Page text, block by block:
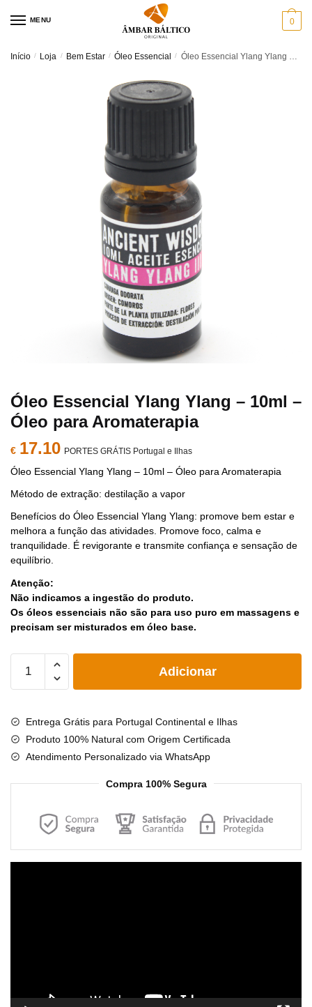
MENU 0
Início / Loja / Bem Estar / Óleo Essencial / Óleo Essencial Ylang Ylang – 10ml – Óleo para Aromaterapia
Óleo Essencial Ylang Ylang – 10ml –
Óleo para Aromaterapia
€ 17.10 PORTES GRÁTIS Portugal e Ilhas
Óleo Essencial Ylang Ylang – 10ml – Óleo para Aromaterapia
Método de extração: destilação a vapor
Benefícios do Óleo Essencial Ylang Ylang: promove bem estar e
melhora a função das atividades. Promove foco, calma e
tranquilidade. É revigorante e transmite confiança e sensação de
equilíbrio.
Atenção:
Não indicamos a ingestão do produto.
Os óleos essenciais não são para uso puro em massagens e
precisam ser misturados em óleo base.
Quantidade
Ylang
Ylang
-
Adicionar
Entrega Grátis para Portugal Continental e Ilhas
Produto 100% Natural com Origem Certificada
Atendimento Personalizado via WhatsApp
Compra 100% Segura